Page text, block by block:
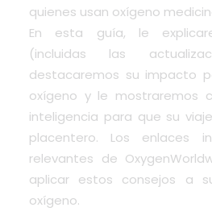
quienes usan oxígeno
En esta guía, le
(incluidas las
destacaremos su impacto
oxígeno y le mostraremos
inteligencia para que su
placentero. Los enlaces
relevantes de
aplicar estos consejos a
oxígeno.